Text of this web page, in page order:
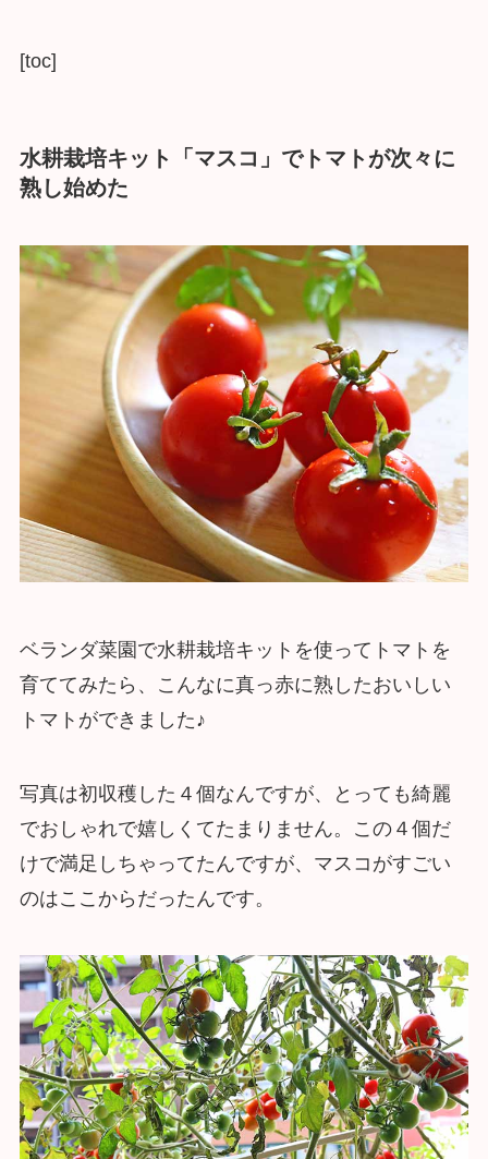
[toc]
水耕栽培キット「マスコ」でトマトが次々に
熟し始めた
ベランダ菜園で水耕栽培キットを使ってトマトを
育ててみたら、こんなに真っ赤に熟したおいしい
トマトができました♪
写真は初収穫した４個なんですが、とっても綺麗
でおしゃれで嬉しくてたまりません。この４個だ
けで満足しちゃってたんですが、マスコがすごい
のはここからだったんです。